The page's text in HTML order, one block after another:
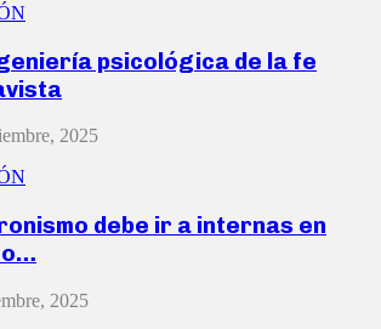
psicológica de la fe
2025
debe ir a internas en
2025